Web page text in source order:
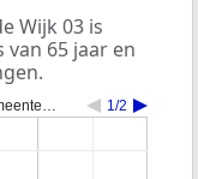
Wijk 03 is
65 jaar en
1/2